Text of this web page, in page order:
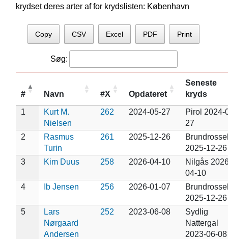
krydset deres arter af for krydslisten: København
Copy CSV Excel PDF Print
Søg:
# Navn #X Opdateret
Seneste
kryds
1
Kurt M.
Nielsen
262 2024-05-27
Pirol 2024-
27
2
Rasmus
Turin
261 2025-12-26
2025-12-26
3
Kim Duus 258 2026-04-10
Nilgås
04-10
4
Ib Jensen 256 2026-01-07
2025-12-26
5
Lars
Nørgaard
Andersen
252 2023-06-08
Sydlig
Nattergal
2023-06-08